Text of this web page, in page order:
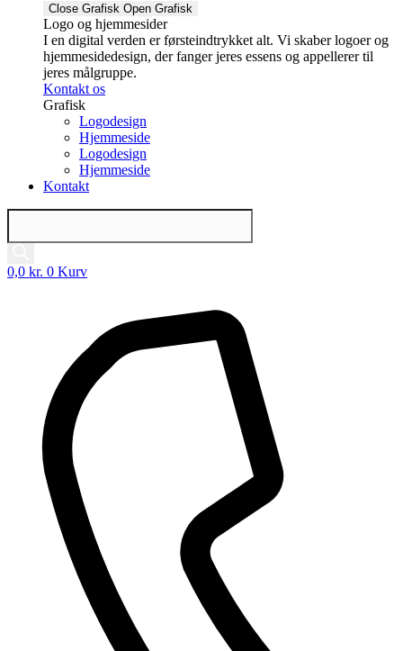
Close Grafisk Open Grafisk
Logo og hjemmesider
I en digital verden er førsteindtrykket alt. Vi skaber logoer og
hjemmesidedesign, der fanger jeres essens og appellerer til
jeres målgruppe.
Kontakt os
Grafisk
Logodesign
Hjemmeside
Logodesign
Hjemmeside
Kontakt
Products
0,0 kr. 0 Kurv